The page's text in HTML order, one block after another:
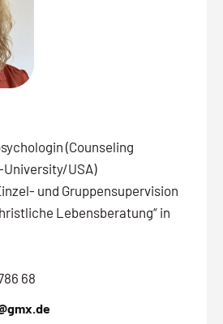
(Counseling
USA)
und Gruppensupervision
Lebensberatung“ in
68